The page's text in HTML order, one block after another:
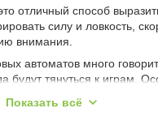
отличный способ
силу и ловкость,
внимания.
автоматов много
будут тянуться к играм.
обычные игрушки или
Показать всё